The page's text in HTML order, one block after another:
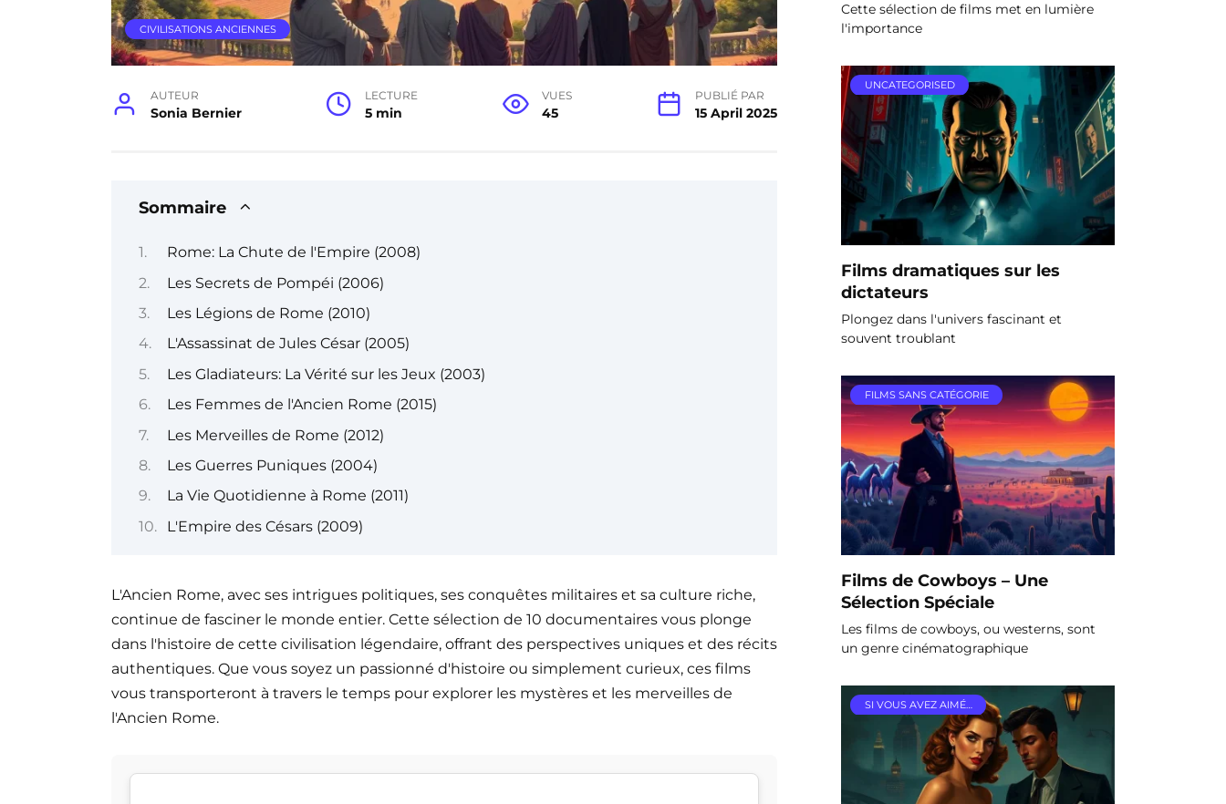
CIVILISATIONS ANCIENNES
AUTEUR
Sonia Bernier
LECTURE
5 min
VUES
45
PUBLIÉ PAR
15 April 2025
Sommaire
Rome: La Chute de l'Empire (2008)
Les Secrets de Pompéi (2006)
Les Légions de Rome (2010)
L'Assassinat de Jules César (2005)
Les Gladiateurs: La Vérité sur les Jeux (2003)
Les Femmes de l'Ancien Rome (2015)
Les Merveilles de Rome (2012)
Les Guerres Puniques (2004)
La Vie Quotidienne à Rome (2011)
L'Empire des Césars (2009)
L'Ancien Rome, avec ses intrigues politiques, ses conquêtes militaires et sa culture riche,
continue de fasciner le monde entier. Cette sélection de 10 documentaires vous plonge
dans l'histoire de cette civilisation légendaire, offrant des perspectives uniques et des récits
authentiques. Que vous soyez un passionné d'histoire ou simplement curieux, ces films
vous transporteront à travers le temps pour explorer les mystères et les merveilles de
l'Ancien Rome.
Cette sélection de films met en lumière
l'importance
UNCATEGORISED
Films dramatiques sur les
dictateurs
Plongez dans l'univers fascinant et
souvent troublant
FILMS SANS CATÉGORIE
Films de Cowboys – Une
Sélection Spéciale
Les films de cowboys, ou westerns, sont
un genre cinématographique
SI VOUS AVEZ AIMÉ…